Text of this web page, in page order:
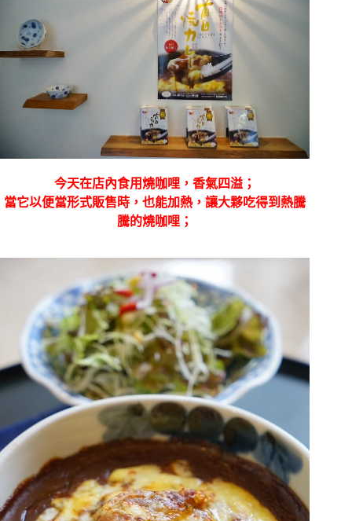
今天在店內食用燒咖哩，香氣四溢；
當它以便當形式販售時，也能加熱，讓大夥吃得到熱騰
騰的燒咖哩；